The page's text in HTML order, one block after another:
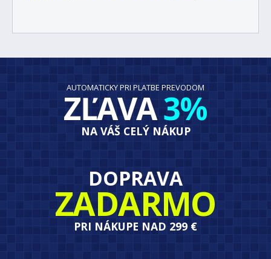
AUTOMATICKY PRI PLATBE PREVODOM
ZĽAVA3%
NA VÁŠ CELÝ NÁKUP
DOPRAVA
ZADARMO
PRI NÁKUPE NAD 299 €